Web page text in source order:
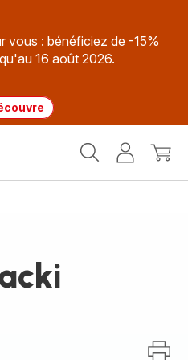
vous : bénéficiez de -15%
16 août 2026.
MonMon